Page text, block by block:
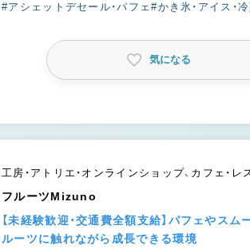
#アシェットデセール・パフェ#かき氷・アイス・
気になる
工房・アトリエ・オンラインショップ、カフェ・レ
フルーツMizuno
【未経験歓迎・交通費全額支給】パフェやス
ルーツに触れながら成長できる環境